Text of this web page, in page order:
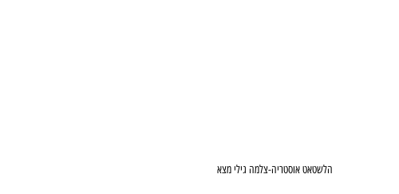
הלשטאט אוסטריה-צלמה גילי מצא